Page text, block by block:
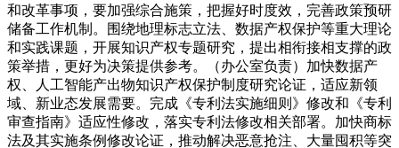
和改革事项，要加强综合施策，把握好时度效，完善政策预研
储备工作机制。围绕地理标志立法、数据产权保护等重大理论
和实践课题，开展知识产权专题研究，提出相衔接相支撑的政
策举措，更好为决策提供参考。（办公室负责）加快数据产
权、人工智能产出物知识产权保护制度研究论证，适应新领
域、新业态发展需要。完成《专利法实施细则》修改和《专利
审查指南》适应性修改，落实专利法修改相关部署。加快商标
法及其实施条例修改论证，推动解决恶意抢注、大量囤积等突